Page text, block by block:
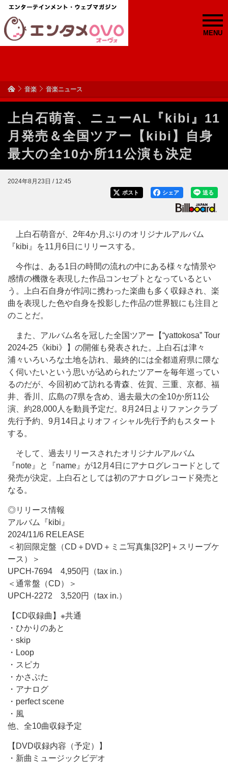
MENU
音楽 音楽ニュース
上白石萌音、ニューAL『kibi』11
月発売＆全国ツアー【kibi】自身
最大の全10か所11公演も決定
2024年8月23日 / 12:45
送る
シェア
ポスト
上白石萌音が、2年4か月ぶりのオリジナルアルバム
『kibi』を11月6日にリリースする。
今作は、ある1日の時間の流れの中にある様々な情景や
感情の機微を表現した作品コンセプトとなっているとい
う。上白石自身が作詞に携わった楽曲も多く収録され、楽
曲を表現した色や自身を投影した作品の世界観にも注目と
のことだ。
また、アルバム名を冠した全国ツアー【“yattokosa” Tour
2024-25《kibi》】の開催も発表された。上白石は津々
浦々いろいろな土地を訪れ、最終的には全都道府県に隈な
く伺いたいという思いが込められたツアーを毎年巡ってい
るのだが、今回初めて訪れる青森、佐賀、三重、京都、福
井、香川、広島の7県を含め、過去最大の全10か所11公
演、約28,000人を動員予定だ。8月24日よりファンクラブ
先行予約、9月14日よりオフィシャル先行予約もスタート
する。
そして、過去リリースされたオリジナルアルバム
『note』と『name』が12月4日にアナログレコードとして
発売が決定。上白石としては初のアナログレコード発売と
なる。
◎リリース情報
アルバム『kibi』
2024/11/6 RELEASE
＜初回限定盤（CD＋DVD＋ミニ写真集[32P]＋スリーブケ
ース）＞
UPCH-7694 4,950円（tax in.）
＜通常盤（CD）＞
UPCH-2272 3,520円（tax in.）
【CD収録曲】※共通
・ひかりのあと
・skip
・Loop
・スピカ
・かさぶた
・アナログ
・perfect scene
・風
他、全10曲収録予定
【DVD収録内容（予定）】
・新曲ミュージックビデオ